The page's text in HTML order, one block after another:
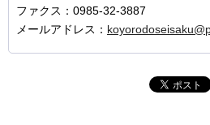
ファクス：0985-32-3887
メールアドレス：